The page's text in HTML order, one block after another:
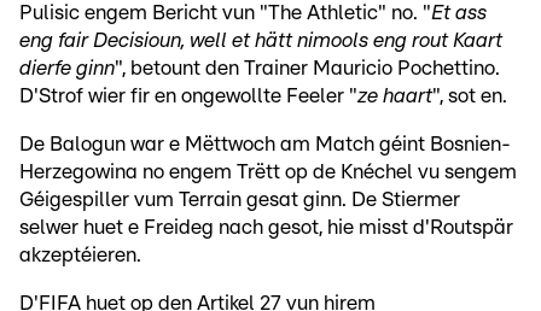
Pulisic engem Bericht vun "The Athletic" no. "Et ass
eng fair Decisioun, well et hätt nimools eng rout Kaart
dierfe ginn", betount den Trainer Mauricio Pochettino.
D'Strof wier fir en ongewollte Feeler "ze haart", sot en.
De Balogun war e Mëttwoch am Match géint Bosnien-
Herzegowina no engem Trëtt op de Knéchel vu sengem
Géigespiller vum Terrain gesat ginn. De Stiermer
selwer huet e Freideg nach gesot, hie misst d'Routspär
akzeptéieren.
D'FIFA huet op den Artikel 27 vun hirem